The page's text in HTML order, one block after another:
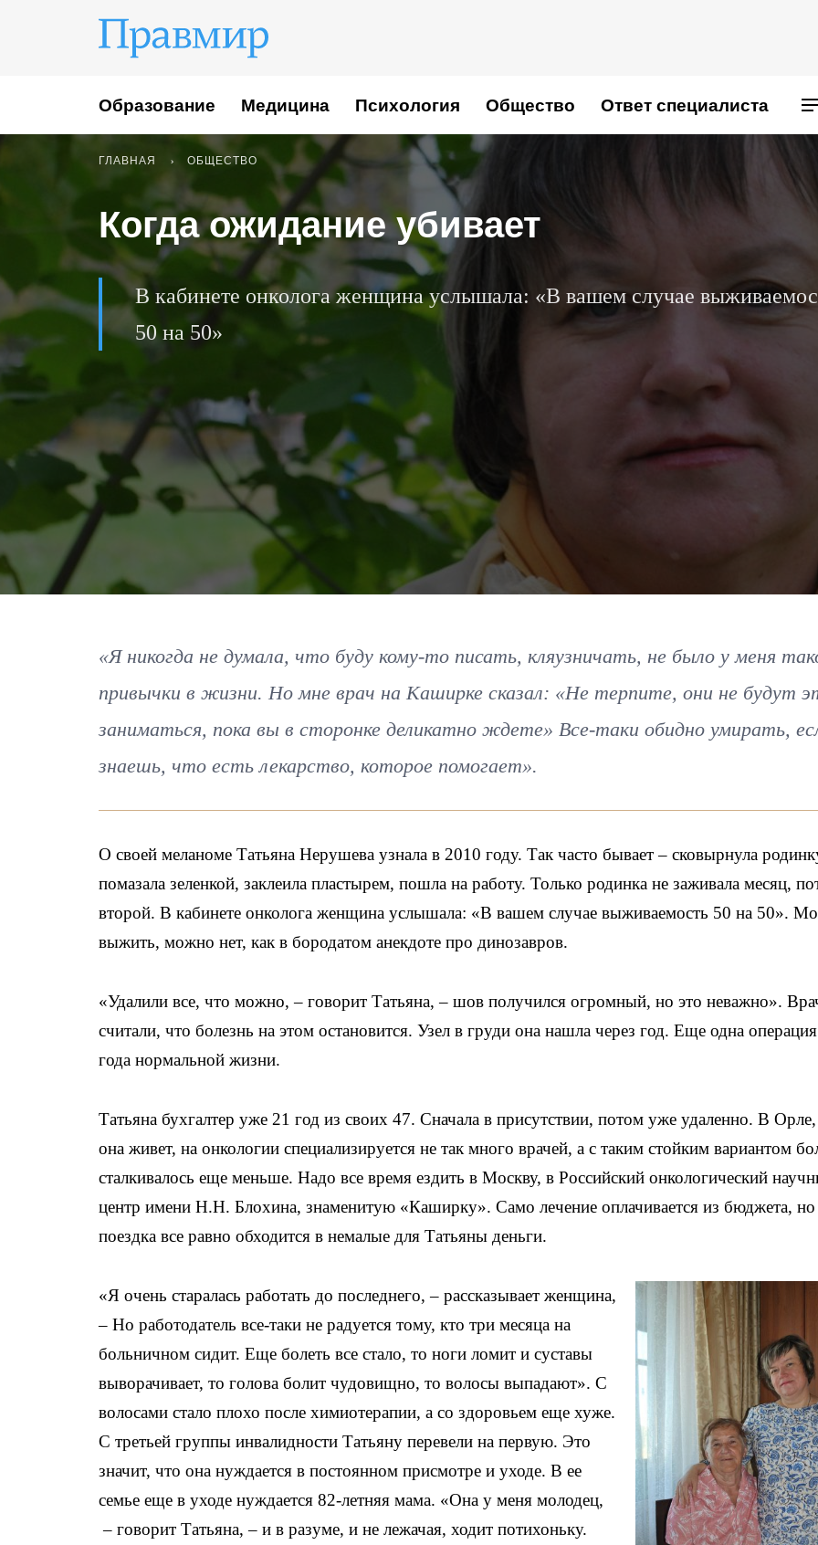
Образование Медицина Психология Общество Ответ специалиста
ГЛАВНАЯ ОБЩЕСТВО
Когда ожидание убивает
В кабинете онколога женщина услышала: «В вашем случае
50 на 50»
«Я никогда не думала, что буду кому-то писать, кляузничать, не было у меня
привычки в жизни. Но мне врач на Каширке сказал: «Не терпите, они не будут
заниматься, пока вы в сторонке деликатно ждете» Все-таки обидно умирать,
знаешь, что есть лекарство, которое помогает».
О своей меланоме Татьяна Нерушева узнала в 2010 году. Так часто бывает – сковырнула
помазала зеленкой, заклеила пластырем, пошла на работу. Только родинка не заживала месяц,
второй. В кабинете онколога женщина услышала: «В вашем случае выживаемость 50 на 50».
выжить, можно нет, как в бородатом анекдоте про динозавров.
«Удалили все, что можно, – говорит Татьяна, – шов получился огромный, но это неважно».
считали, что болезнь на этом остановится. Узел в груди она нашла через год. Еще одна
года нормальной жизни.
Татьяна бухгалтер уже 21 год из своих 47. Сначала в присутствии, потом уже удаленно. В Орле,
она живет, на онкологии специализируется не так много врачей, а с таким стойким вариантом
сталкивалось еще меньше. Надо все время ездить в Москву, в Российский онкологический
центр имени Н.Н. Блохина, знаменитую «Каширку». Само лечение оплачивается из бюджета, но
поездка все равно обходится в немалые для Татьяны деньги.
«Я очень старалась работать до последнего, – рассказывает женщина,
– Но работодатель все-таки не радуется тому, кто три месяца на
больничном сидит. Еще болеть все стало, то ноги ломит и суставы
выворачивает, то голова болит чудовищно, то волосы выпадают». С
волосами стало плохо после химиотерапии, а со здоровьем еще хуже.
С третьей группы инвалидности Татьяну перевели на первую. Это
значит, что она нуждается в постоянном присмотре и уходе. В ее
семье еще в уходе нуждается 82-летняя мама. «Она у меня молодец,
– говорит Татьяна, – и в разуме, и не лежачая, ходит потихоньку.